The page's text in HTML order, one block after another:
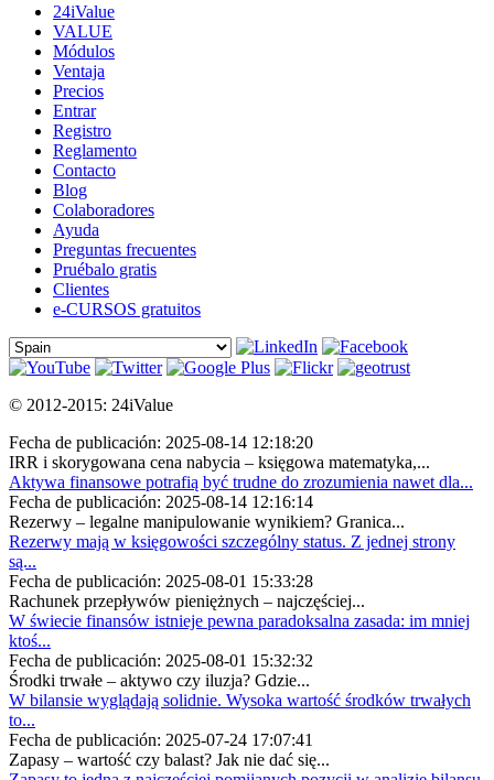
24iValue
VALUE
Módulos
Ventaja
Precios
Entrar
Registro
Reglamento
Contacto
Blog
Colaboradores
Ayuda
Preguntas frecuentes
Pruébalo gratis
Clientes
e-CURSOS gratuitos
© 2012-2015: 24iValue
Fecha de publicación: 2025-08-14 12:18:20
IRR i skorygowana cena nabycia – księgowa matematyka,...
Aktywa finansowe potrafią być trudne do zrozumienia nawet dla...
Fecha de publicación: 2025-08-14 12:16:14
Rezerwy – legalne manipulowanie wynikiem? Granica...
Rezerwy mają w księgowości szczególny status. Z jednej strony
są...
Fecha de publicación: 2025-08-01 15:33:28
Rachunek przepływów pieniężnych – najczęściej...
W świecie finansów istnieje pewna paradoksalna zasada: im mniej
ktoś...
Fecha de publicación: 2025-08-01 15:32:32
Środki trwałe – aktywo czy iluzja? Gdzie...
W bilansie wyglądają solidnie. Wysoka wartość środków trwałych
to...
Fecha de publicación: 2025-07-24 17:07:41
Zapasy – wartość czy balast? Jak nie dać się...